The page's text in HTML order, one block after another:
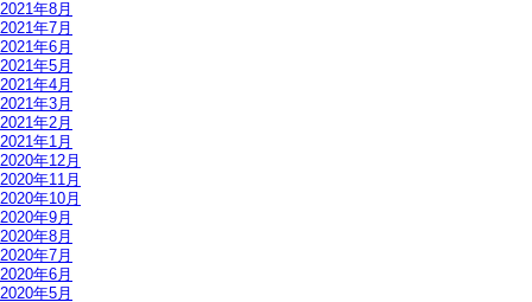
2021年8月
2021年7月
2021年6月
2021年5月
2021年4月
2021年3月
2021年2月
2021年1月
2020年12月
2020年11月
2020年10月
2020年9月
2020年8月
2020年7月
2020年6月
2020年5月